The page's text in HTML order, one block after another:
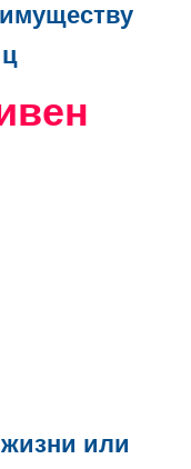
или